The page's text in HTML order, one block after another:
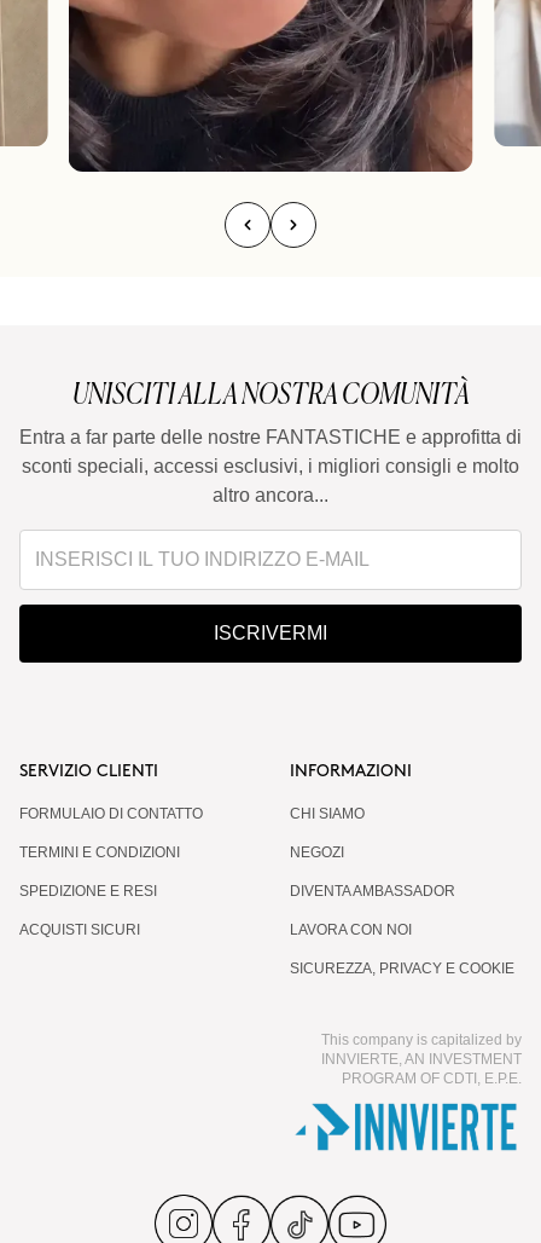
UNISCITI ALLA NOSTRA COMUNITÀ
Entra a far parte delle nostre FANTASTICHE e approfitta di
sconti speciali, accessi esclusivi, i migliori consigli e molto
altro ancora...
ISCRIVERMI
SERVIZIO CLIENTI
FORMULAIO DI CONTATTO
TERMINI E CONDIZIONI
SPEDIZIONE E RESI
ACQUISTI SICURI
INFORMAZIONI
CHI SIAMO
NEGOZI
DIVENTA AMBASSADOR
LAVORA CON NOI
SICUREZZA, PRIVACY E COOKIE
This company is capitalized by
INNVIERTE, AN INVESTMENT
PROGRAM OF CDTI, E.P.E.